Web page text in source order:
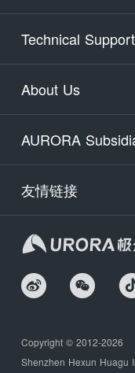
Technical Support
About Us
AURORA
友情链接
Copyright © 2012-2026
Shenzhen Hexun Huagu